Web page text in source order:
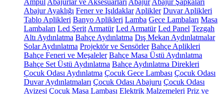
Ampul Abajurlar ve Aksesuarları Abajur Abajur Şapkaları
Abajur Ayaklığı Fener ve Işıldaklar Aplikler Duvar Aplikleri
Tablo Aplikleri Banyo Aplikleri Lamba Gece Lambaları Masa
Lambaları Led Şerit Armatür Led Armatür Led Panel Tezgah
Altı Aydınlatma Bahçe Aydınlatma Dış Mekan Aydınlatmalar
Solar Aydınlatma Projektör ve Sensörler Bahçe Aplikleri
Bahçe Feneri ve Meşaleler Bahçe Masa Üstü Aydınlatma
Bahçe Set Üstü Aydınlatma Bahçe Aydınlatma Direkleri
Çocuk Odası Aydınlatma Çocuk Gece Lambası Çocuk Odası
Duvar Aydınlatmaları Çocuk Odası Abajuru Çocuk Odası
Avizesi Çocuk Masa Lambası Elektrik Malzemeleri Priz ve